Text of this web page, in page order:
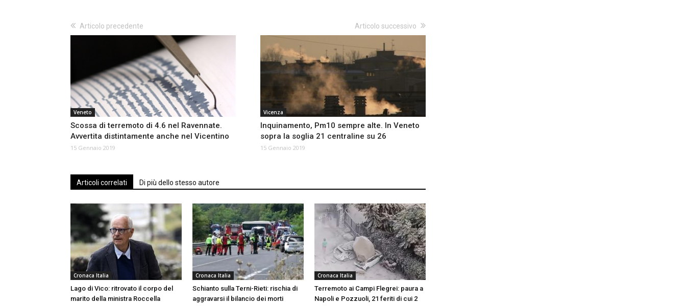
Articolo precedente
Veneto
Scossa di terremoto di 4.6 nel Ravennate.
Avvertita distintamente anche nel Vicentino
15 Gennaio 2019
Articolo successivo
Vicenza
Inquinamento, Pm10 sempre alte. In Veneto
sopra la soglia 21 centraline su 26
15 Gennaio 2019
Articoli correlati Di più dello stesso autore
Cronaca Italia
Lago di Vico: ritrovato il corpo del
marito della ministra Roccella
Cronaca Italia
Schianto sulla Terni-Rieti: rischia di
aggravarsi il bilancio dei morti
Cronaca Italia
Terremoto ai Campi Flegrei: paura a
Napoli e Pozzuoli, 21 feriti di cui 2